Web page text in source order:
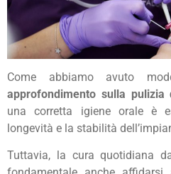
Come abbiamo avuto
approfondimento sulla
una corretta igiene orale è
longevità e la stabilità
Tuttavia, la cura quotidiana